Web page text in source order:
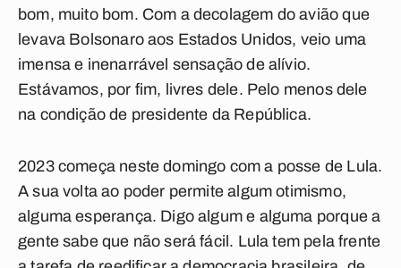
bom, muito bom. Com a decolagem do avião que
levava Bolsonaro aos Estados Unidos, veio uma
imensa e inenarrável sensação de alívio.
Estávamos, por fim, livres dele. Pelo menos dele
na condição de presidente da República.
2023 começa neste domingo com a posse de Lula.
A sua volta ao poder permite algum otimismo,
alguma esperança. Digo algum e alguma porque a
gente sabe que não será fácil. Lula tem pela frente